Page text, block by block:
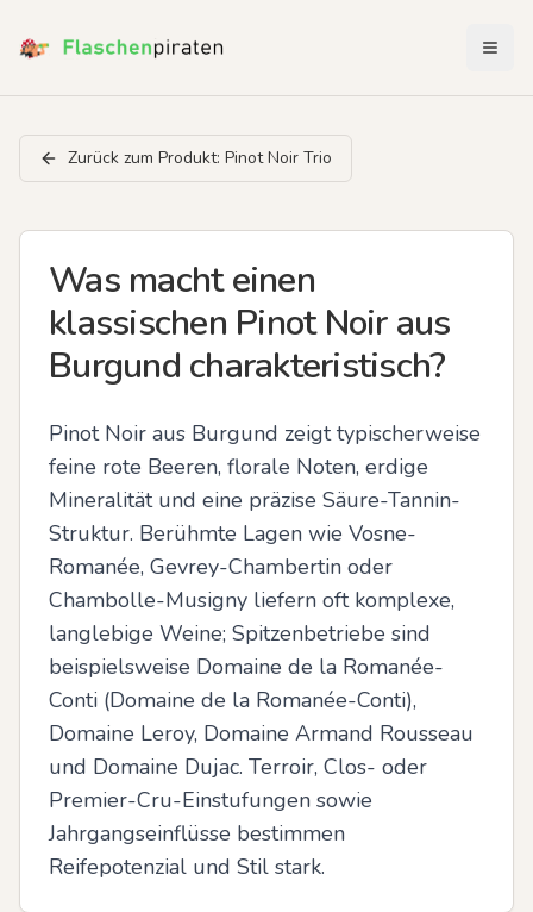
Zurück zum Produkt: Pinot Noir Trio
Was macht einen
klassischen Pinot Noir aus
Burgund charakteristisch?
Pinot Noir aus Burgund zeigt typischerweise
feine rote Beeren, florale Noten, erdige
Mineralität und eine präzise Säure-Tannin-
Struktur. Berühmte Lagen wie Vosne-
Romanée, Gevrey-Chambertin oder
Chambolle-Musigny liefern oft komplexe,
langlebige Weine; Spitzenbetriebe sind
beispielsweise Domaine de la Romanée-
Conti (Domaine de la Romanée-Conti),
Domaine Leroy, Domaine Armand Rousseau
und Domaine Dujac. Terroir, Clos- oder
Premier-Cru-Einstufungen sowie
Jahrgangseinflüsse bestimmen
Reifepotenzial und Stil stark.